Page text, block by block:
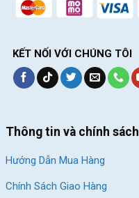
KẾT NỐI VỚI CHÚNG TÔI
Thông tin và chính sách
Hướng Dẫn Mua Hàng
Chính Sách Giao Hàng